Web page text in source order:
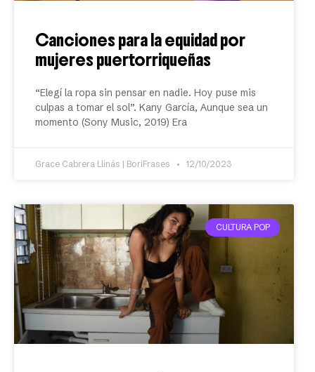
Canciones para la equidad por
mujeres puertorriqueñas
“Elegí la ropa sin pensar en nadie. Hoy puse mis
culpas a tomar el sol”. Kany García, Aunque sea un
momento (Sony Music, 2019) Era
Grace Cabrera Llinás | BoriFrases 12/10/2023
CULTURA POP